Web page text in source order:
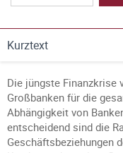
Kurztext
Die jüngste Finanzkrise
Großbanken für die
Abhängigkeit von
entscheidend sind die
Geschäftsbeziehungen